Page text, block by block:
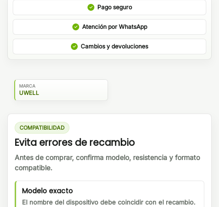
Pago seguro
Atención por WhatsApp
Cambios y devoluciones
MARCA
UWELL
COMPATIBILIDAD
Evita errores de recambio
Antes de comprar, confirma modelo, resistencia y formato
compatible.
Modelo exacto
El nombre del dispositivo debe coincidir con el recambio.